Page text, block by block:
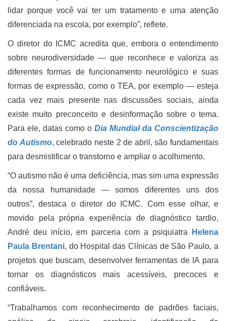
lidar porque você vai ter um tratamento e uma atenção
diferenciada na escola, por exemplo”, reflete.
O diretor do ICMC acredita que, embora o entendimento
sobre neurodiversidade — que reconhece e valoriza as
diferentes formas de funcionamento neurológico e suas
formas de expressão, como o TEA, por exemplo — esteja
cada vez mais presente nas discussões sociais, ainda
existe muito preconceito e desinformação sobre o tema.
Para ele, datas como o Dia Mundial da Conscientização
do Autismo, celebrado neste 2 de abril, são fundamentais
para desmistificar o transtorno e ampliar o acolhimento.
“O autismo não é uma deficiência, mas sim uma expressão
da nossa humanidade — somos diferentes uns dos
outros”, destaca o diretor do ICMC. Com esse olhar, e
movido pela própria experiência de diagnóstico tardio,
André deu início, em parceria com a psiquiatra
Helena
Paula Brentani, do Hospital das Clínicas de São Paulo, a
projetos que buscam, desenvolver ferramentas de IA para
tornar os diagnósticos mais acessíveis, precoces e
confiáveis.
“Trabalhamos com reconhecimento de padrões faciais,